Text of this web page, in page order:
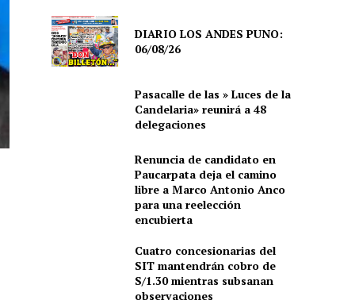
DIARIO LOS ANDES PUNO:
06/08/26
Pasacalle de las » Luces de la
Candelaria» reunirá a 48
delegaciones
Renuncia de candidato en
Paucarpata deja el camino
libre a Marco Antonio Anco
para una reelección
encubierta
Cuatro concesionarias del
SIT mantendrán cobro de
S/1.30 mientras subsanan
observaciones